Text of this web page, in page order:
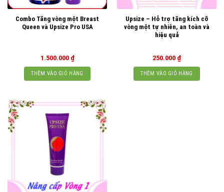
Combo Tăng vòng một Breast
Queen và Upsize Pro USA
1.500.000 ₫
THÊM VÀO GIỎ HÀNG
Upsize – Hỗ trợ tăng kích cỡ
vòng một tự nhiên, an toàn và
hiệu quả
250.000 ₫
THÊM VÀO GIỎ HÀNG